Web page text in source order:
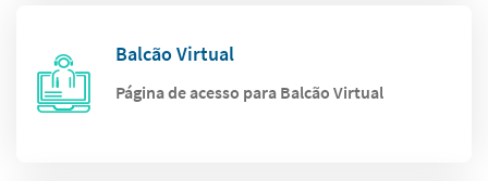
Balcão Virtual
Página de acesso para Balcão Virtual